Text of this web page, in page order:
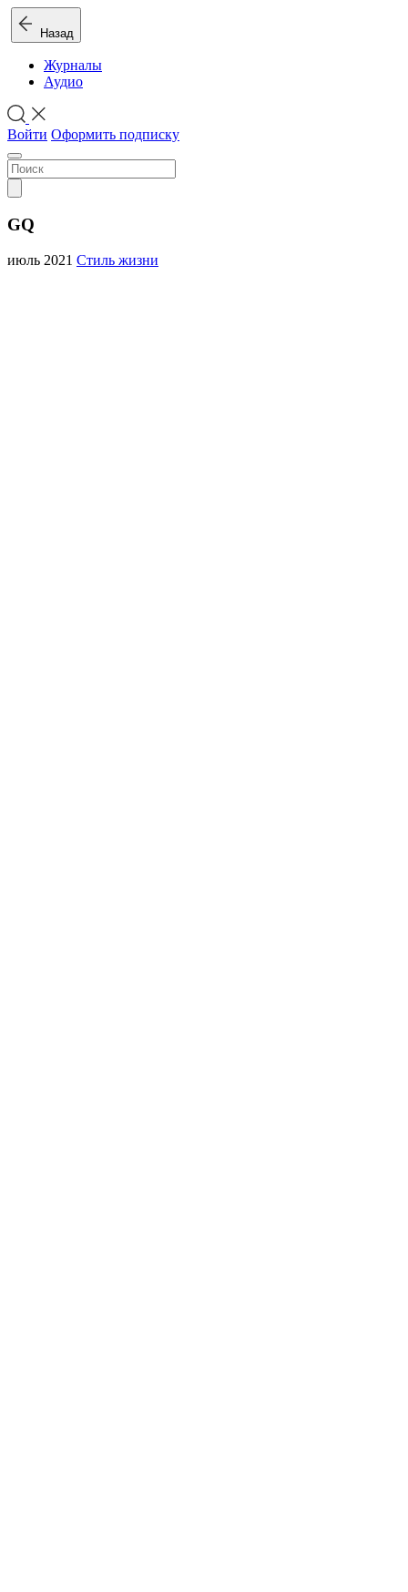
Назад
Журналы
Аудио
Войти Оформить подписку
GQ
июль 2021 Стиль жизни